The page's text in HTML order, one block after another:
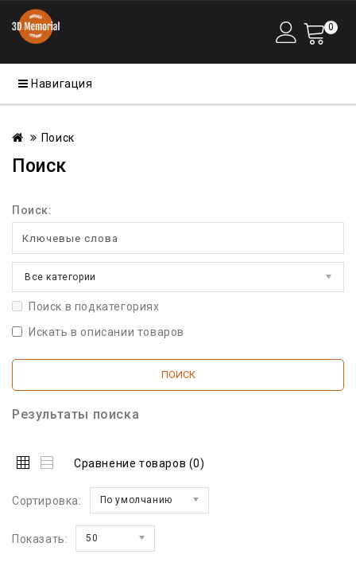
0
Навигация
Поиск
Поиск
Поиск:
Все категории
Поиск в подкатегориях
Искать в описании товаров
Результаты поиска
Сравнение товаров (0)
Сортировка: По умолчанию
Показать: 50